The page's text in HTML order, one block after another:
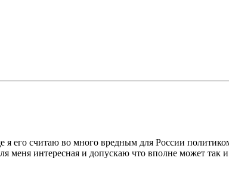
я его считаю во много вредным для России
меня интересная и допускаю что вполне может так